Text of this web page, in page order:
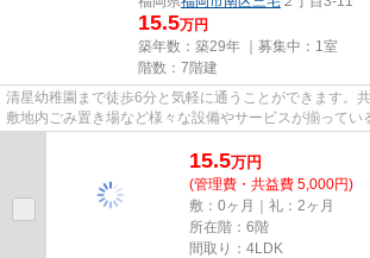
15.5万円
築年数：築29年 ｜募集中： 1室
階数：7階建
清星幼稚園まで徒歩6分と気軽に通うことができます。
敷地内ごみ置き場など様々な設備やサービスが揃ってい
お持ちの方にオススメの、自走...
15.5万円
(管理費・共益費 5,000円)
敷：0ヶ月｜礼：2ヶ月
所在階：6階
間取り：4LDK